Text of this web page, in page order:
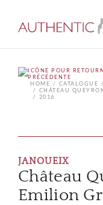
HOME
CATALOGUE
CHÂTEAU
2016
JANOUEIX
Château
Emilion